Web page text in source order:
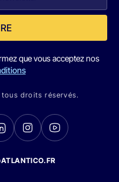
que vous acceptez nos
droits réservés.